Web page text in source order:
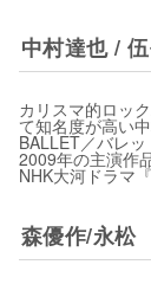
中村達也 /
カリスマ的ロッ
て知名度が高い
BALLET／バレ
2009年の主演作
NHK大河ドラマ
森優作/永松